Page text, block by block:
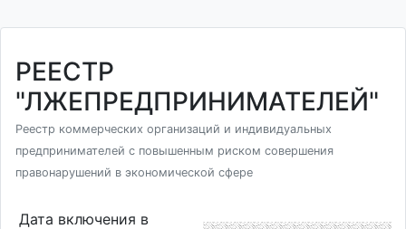
РЕЕСТР
"ЛЖЕПРЕДПРИНИМАТЕЛЕЙ"
Реестр коммерческих организаций и индивидуальных
предпринимателей с повышенным риском совершения
правонарушений в экономической сфере
Дата включения в